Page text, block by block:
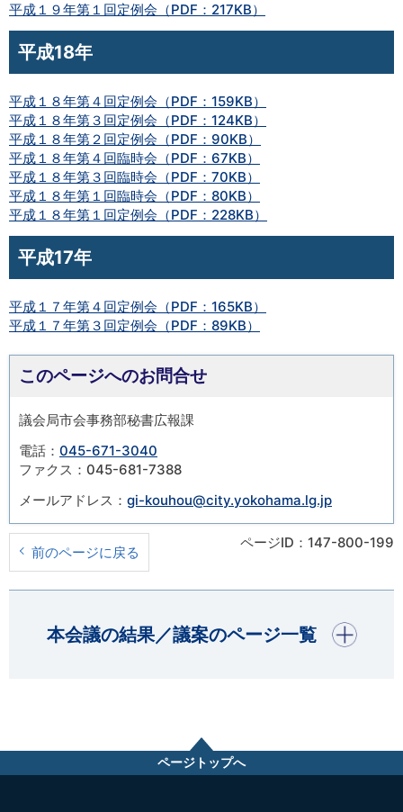
平成１９年第１回定例会（PDF：217KB）
平成18年
平成１８年第４回定例会（PDF：159KB）
平成１８年第３回定例会（PDF：124KB）
平成１８年第２回定例会（PDF：90KB）
平成１８年第４回臨時会（PDF：67KB）
平成１８年第３回臨時会（PDF：70KB）
平成１８年第１回臨時会（PDF：80KB）
平成１８年第１回定例会（PDF：228KB）
平成17年
平成１７年第４回定例会（PDF：165KB）
平成１７年第３回定例会（PDF：89KB）
このページへのお問合せ
議会局市会事務部秘書広報課
電話： 045-671-3040
ファクス：045-681-7388
メールアドレス： gi-kouhou@city.yokohama.lg.jp
前のページに戻る
ページID：147-800-199
本会議の結果／議案のページ一覧
開く
ページトップへ